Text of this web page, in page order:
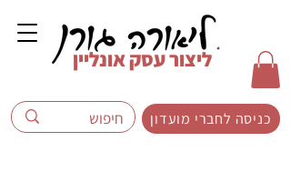
כניסה לחברי מועדון
ליצור עסק אונליין